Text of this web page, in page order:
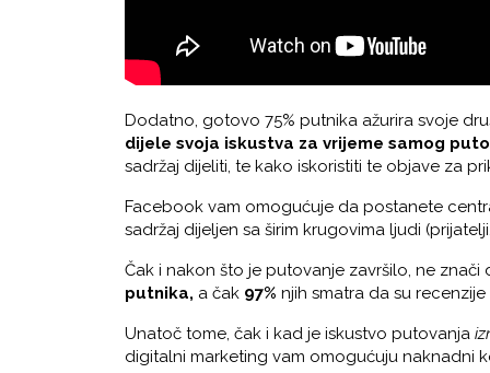
Dodatno, gotovo 75% putnika ažurira svoje
dijele svoja iskustva za vrijeme samog
sadržaj dijeliti, te kako iskoristiti te objave za
Facebook vam omogućuje da postanete
sadržaj dijeljen sa širim krugovima ljudi
Čak i nakon što je putovanje završilo, ne
putnika, a čak 97% njih smatra da su
Unatoč tome, čak i kad je iskustvo putovanja
digitalni marketing vam omogućuju naknadni